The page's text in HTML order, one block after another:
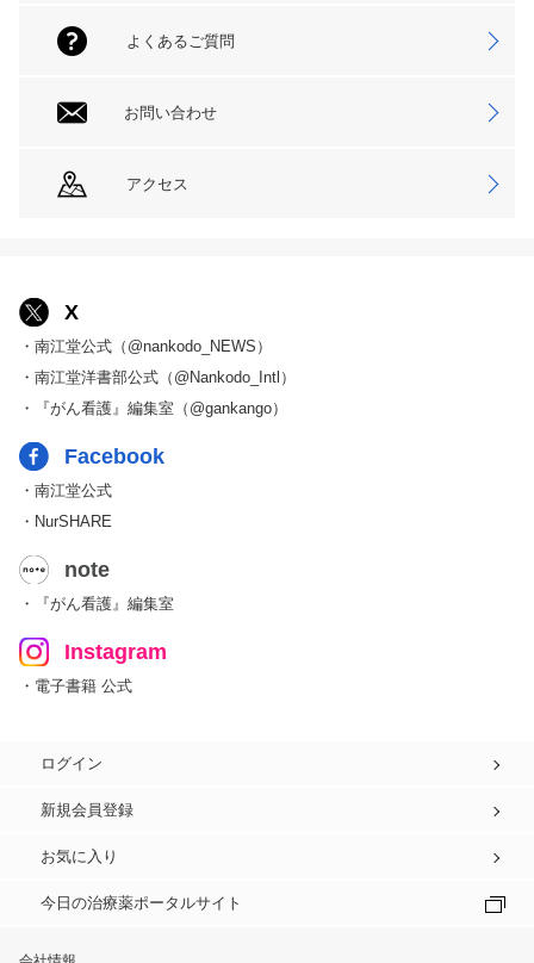
よくあるご質問
お問い合わせ
アクセス
X
・南江堂公式（@nankodo_NEWS）
・南江堂洋書部公式（@Nankodo_Intl）
・『がん看護』編集室（@gankango）
Facebook
・南江堂公式
・NurSHARE
note
・『がん看護』編集室
Instagram
・電子書籍 公式
ログイン
新規会員登録
お気に入り
今日の治療薬ポータルサイト